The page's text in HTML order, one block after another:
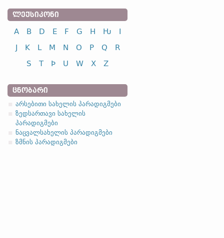
ᲚᲔᲥᲡᲘᲙᲝᲜᲘ
A B D E F G H Ƕ
I
J
K L M N O P Q
R
S
T Þ U W X Z
ᲪᲜᲝᲑᲐᲠᲘ
არსებითი სახელის პარადიგმები
ზედსართავი სახელის
პარადიგმები
ნაცვალსახელის პარადიგმები
ზმნის პარადიგმები